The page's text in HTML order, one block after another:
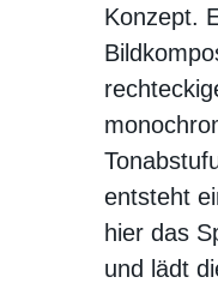
Konzept.
entsteht
hier das
und lädt